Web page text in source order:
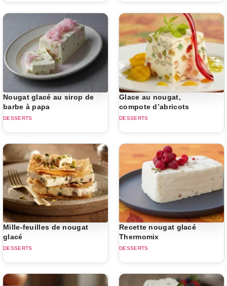
Nougat glacé au sirop de
barbe à papa
DESSERTS
Glace au nougat,
compote d’abricots
DESSERTS
Mille-feuilles de nougat
glacé
DESSERTS
Recette nougat glacé
Thermomix
DESSERTS